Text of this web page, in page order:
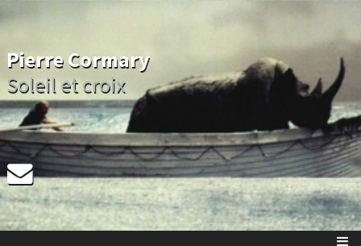
Pierre Cormary
Soleil et croix